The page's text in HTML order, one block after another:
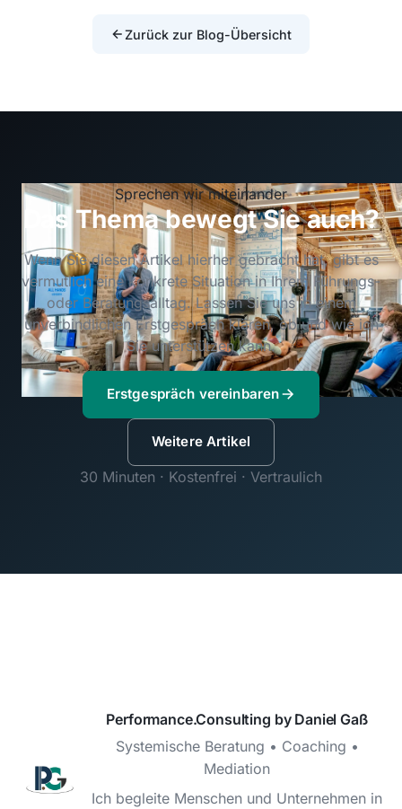
Zurück zur Blog-Übersicht
Sprechen wir miteinander
Das Thema bewegt Sie auch?
Wenn Sie diesen Artikel hierher gebracht hat, gibt es
vermutlich eine konkrete Situation in Ihrem Führungs-
oder Beratungsalltag. Lassen Sie uns in einem
unverbindlichen Erstgespräch klären, ob und wie ich
Sie unterstützen kann.
Erstgespräch vereinbaren
Weitere Artikel
30 Minuten · Kostenfrei · Vertraulich
Performance.Consulting by Daniel Gaß
Systemische Beratung • Coaching •
Mediation
Ich begleite Menschen und Unternehmen in